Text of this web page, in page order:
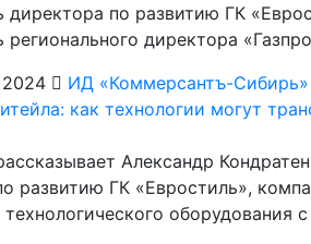
директора по развитию ГК
регионального директора
2024
ИД «Коммерсантъ-Сибирь»
как технологии могут
Александр
развитию ГК «Евростиль»,
оборудования